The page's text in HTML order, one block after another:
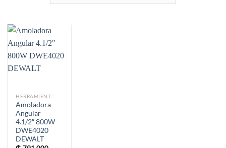
HERRAMIENTAS
Amoladora
Angular
4.1/2″ 800W
DWE4020
DEWALT